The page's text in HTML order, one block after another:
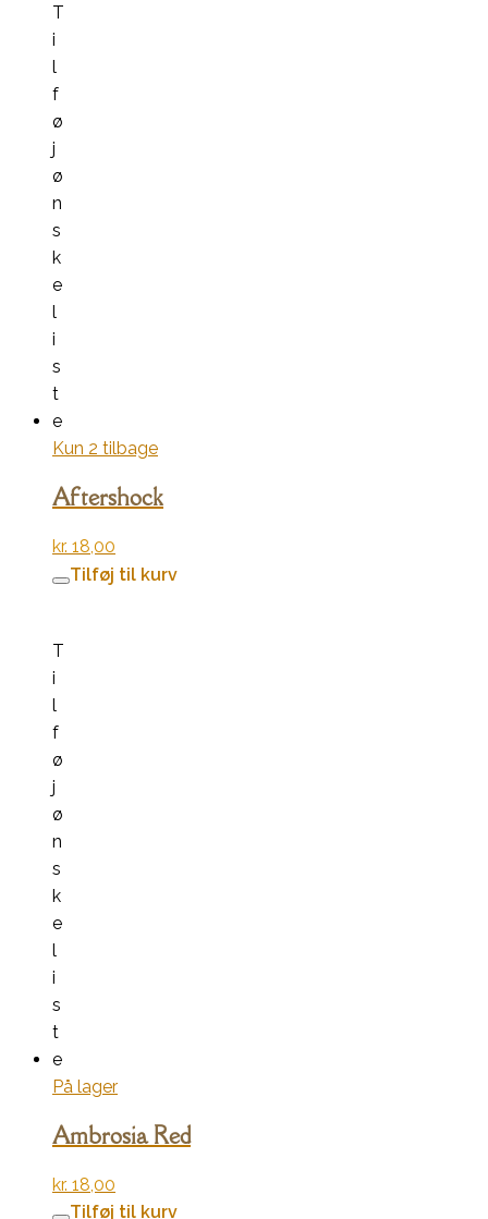
T
i
l
f
ø
j
ø
n
s
k
e
l
i
s
t
e
Kun 2 tilbage
Aftershock
kr. 18,00
Tilføj til kurv
T
i
l
f
ø
j
ø
n
s
k
e
l
i
s
t
e
På lager
Ambrosia Red
kr. 18,00
Tilføj til kurv